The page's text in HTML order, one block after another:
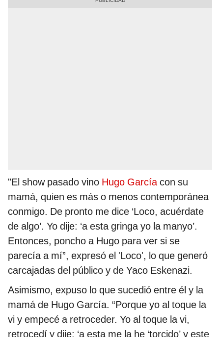
"El show pasado vino Hugo Garcíacon su
mamá, quien es más o menos contemporánea
conmigo. De pronto me dice ‘Loco, acuérdate
de algo’. Yo dije: ‘a esta gringa yo la manyo’.
Entonces, poncho a Hugo para ver si se
parecía a mí”, expresó el 'Loco', lo que generó
carcajadas del público y de Yaco Eskenazi.
Asimismo, expuso lo que sucedió entre él y la
mamá de Hugo García. “Porque yo al toque la
vi y empecé a retroceder. Yo al toque la vi,
retrocedí y dije: ‘a esta me la he ‘torcido’ y este